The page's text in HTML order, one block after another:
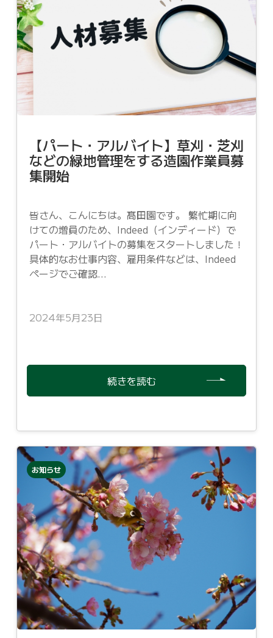
【パート・アルバイト】草刈・芝刈
などの緑地管理をする造園作業員募
集開始
皆さん、こんにちは。髙田園です。 繁忙期に向
けての増員のため、Indeed（インディード）で
パート・アルバイトの募集をスタートしました！
具体的なお仕事内容、雇用条件などは、Indeed
ページでご確認...
2024年5月23日
続きを読む
お知らせ